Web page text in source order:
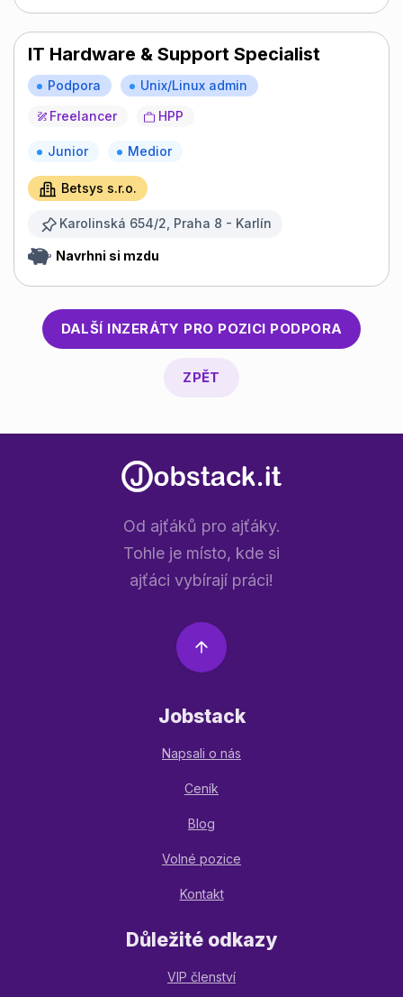
IT Hardware & Support Specialist
Podpora
Unix/Linux admin
Freelancer
HPP
Junior Medior
Betsys s.r.o.
Karolinská 654/2, Praha 8 - Karlín
Navrhni si mzdu
DALŠÍ INZERÁTY PRO POZICI PODPORA
ZPĚT
Od ajťáků pro ajťáky.
Tohle je místo, kde si
ajťáci vybírají práci!
Jobstack
Napsali o nás
Ceník
Blog
Volné pozice
Kontakt
Důležité odkazy
VIP členství